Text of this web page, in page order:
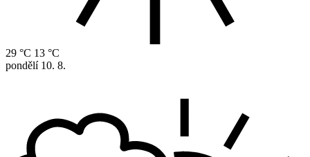
29 °C 13 °C
pondělí 10. 8.